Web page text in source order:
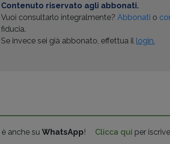
Contenuto riservato agli abbonati.
Vuoi consultarlo integralmente?Abbonati o
fiducia.
Se invece sei già abbonato, effettua il login.
è anche suWhatsApp! Clicca qui per